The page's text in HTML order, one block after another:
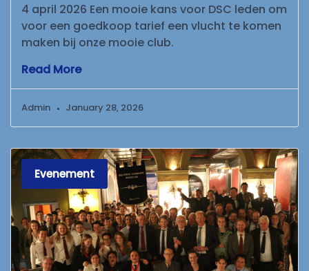
4 april 2026 Een mooie kans voor DSC leden om
voor een goedkoop tarief een vlucht te komen
maken bij onze mooie club.
Read More
Admin January 28, 2026
Evenement